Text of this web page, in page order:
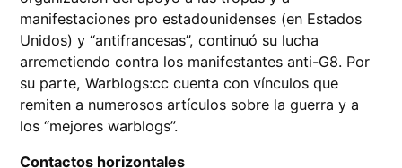
manifestaciones pro estadounidenses (en Estados
Unidos) y “antifrancesas”, continuó su lucha
arremetiendo contra los manifestantes anti-G8. Por
su parte, Warblogs:cc cuenta con vínculos que
remiten a numerosos artículos sobre la guerra y a
los “mejores warblogs”.
Contactos horizontales